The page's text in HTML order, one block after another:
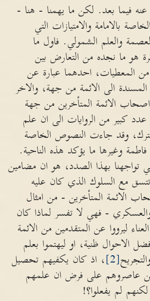
فيما بعد. لكن ما يهمنا - هنا -
بالامامة والامتيازات التي
والعلم الشمولي. فاول ما
هو ما نجده من التعارض بين
المعطيات، احدهما عبارة عن
الى الائمة من جهة، والاخر
الائمة المتأخرين من جهة
كبير من الروايات الى ان علم
وقد جاءت النصوص الخاصة
وغيرها ما يؤكد هذه الناحية.
تواجهنا بهذا الصدد، هو ان مضامين
مع السلوك الذي كان عليه
الائمة المتأخرين - من امثال
والعسكري - فهي لا تفسر لماذا كان
ليرووا عن المتقدمين من الائمة
الاحوال ظنية، او ليهتموا بعلم
[2]
، اذ كان يكفيهم تحصيل
عاصروهم على فرض ان علمهم
لم يفعلوا؟!